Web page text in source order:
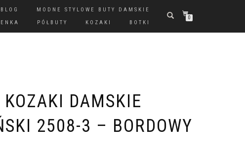
BLOG
MODNE STYLOWE BUTY DAMSKIE
PÓŁBUTY KOZAKI BOTKI
0
KOZAKI DAMSKIE
2508-3 – BORDOWY